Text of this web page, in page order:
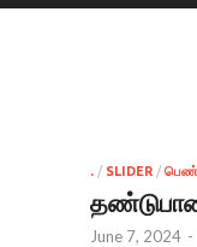
. / SLIDER /
June 7, 2024 -